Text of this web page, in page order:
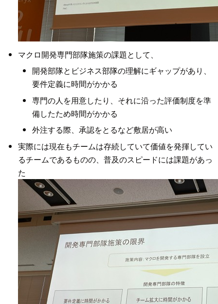
マクロ開発専門部隊施策の課題として、
開発部隊とビジネス部隊の理解にギャップがあり、
要件定義に時間がかかる
専門の人を用意したり、それに沿った評価制度を準
備したため時間がかかる
外注する際、承認をとるなど敷居が高い
実際には現在もチームは存続していて価値を発揮してい
るチームであるものの、普及のスピードには課題があっ
た